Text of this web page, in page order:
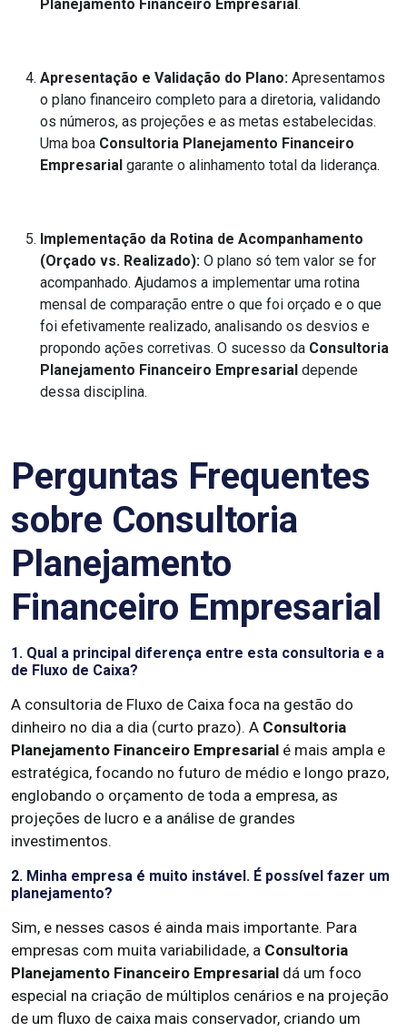
Planejamento Financeiro Empresarial .
Apresentação e Validação do Plano: Apresentamos
o plano financeiro completo para a diretoria, validando
os números, as projeções e as metas estabelecidas.
Uma boa Consultoria Planejamento Financeiro
Empresarial garante o alinhamento total da liderança.
Implementação da Rotina de Acompanhamento
(Orçado vs. Realizado): O plano só tem valor se for
acompanhado. Ajudamos a implementar uma rotina
mensal de comparação entre o que foi orçado e o que
foi efetivamente realizado, analisando os desvios e
propondo ações corretivas. O sucesso da Consultoria
Planejamento Financeiro Empresarial depende
dessa disciplina.
Perguntas Frequentes
sobre Consultoria
Planejamento
Financeiro Empresarial
1. Qual a principal diferença entre esta consultoria e a
de Fluxo de Caixa?
A consultoria de Fluxo de Caixa foca na gestão do
dinheiro no dia a dia (curto prazo). A Consultoria
Planejamento Financeiro Empresarial é mais ampla e
estratégica, focando no futuro de médio e longo prazo,
englobando o orçamento de toda a empresa, as
projeções de lucro e a análise de grandes
investimentos.
2. Minha empresa é muito instável. É possível fazer um
planejamento?
Sim, e nesses casos é ainda mais importante. Para
empresas com muita variabilidade, a Consultoria
Planejamento Financeiro Empresarial dá um foco
especial na criação de múltiplos cenários e na projeção
de um fluxo de caixa mais conservador, criando um